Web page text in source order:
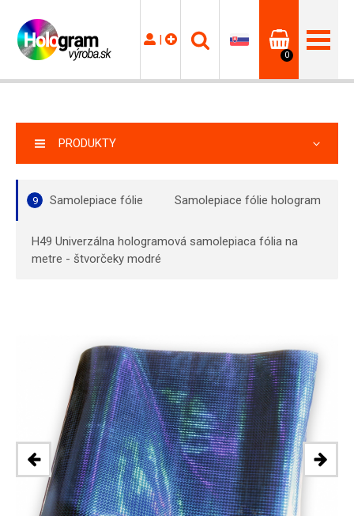
|
0
PRODUKTY
9 Samolepiace fólie Samolepiace fólie hologram
H49 Univerzálna hologramová samolepiaca fólia na
metre - štvorčeky modré